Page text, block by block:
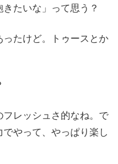
たいな」って思う？
ったけど。トゥースとか
フレッシュさ的なね。で
やって、やっぱり楽し